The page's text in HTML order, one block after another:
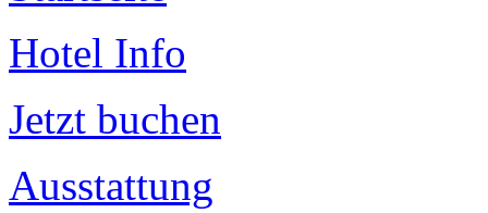
Hotel Info
Jetzt buchen
Ausstattung